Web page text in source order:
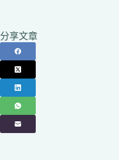
分享文章